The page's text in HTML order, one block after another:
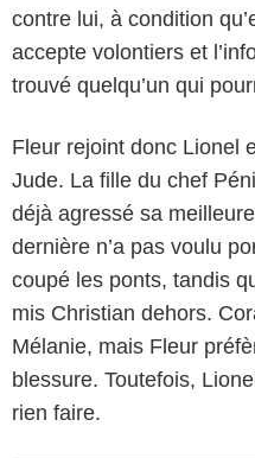
contre lui, à condition
accepte volontiers et
trouvé quelqu’un qui
Fleur rejoint donc Lionel
Jude. La fille du chef
déjà agressé sa
dernière n’a pas voulu
coupé les ponts, tandis
mis Christian dehors.
Mélanie, mais Fleur
blessure. Toutefois,
rien faire.